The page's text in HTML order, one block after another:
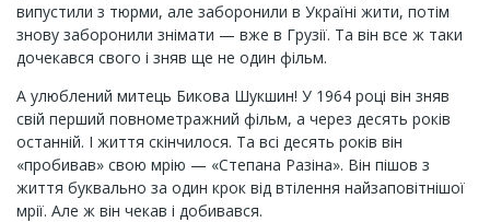
випустили з тюрми, але заборонили в Україні жити, потім
знову заборонили знімати — вже в Грузії. Та він все ж таки
дочекався свого і зняв ще не один фільм.
А улюблений митець Бикова Шукшин! У 1964 році він зняв
свій перший повнометражний фільм, а через десять років
останній. І життя скінчилося. Та всі десять років він
«пробивав» свою мрію — «Степана Разіна». Він пішов з
життя буквально за один крок від втілення найзаповітнішої
мрії. Але ж він чекав і добивався.